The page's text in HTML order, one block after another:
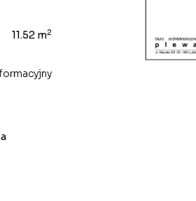
11.52 m2